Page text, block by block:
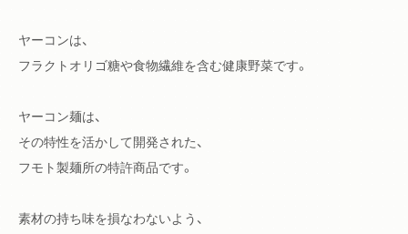
ヤーコンは、
フラクトオリゴ糖や食物繊維を含む健康野菜です。
ヤーコン麺は、
その特性を活かして開発された、
フモト製麺所の特許商品です。
素材の持ち味を損なわないよう、